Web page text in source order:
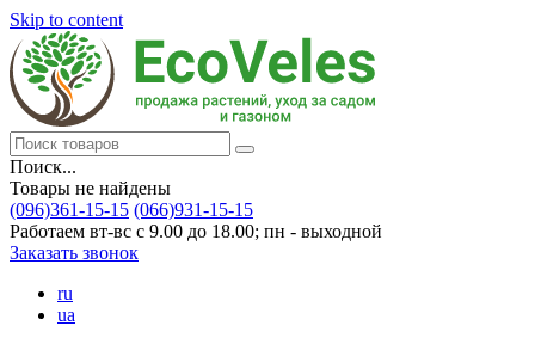
Skip to content
Поиск...
Товары не найдены
(096)361-15-15 (066)931-15-15
Работаем вт-вс с 9.00 до 18.00; пн - выходной
Заказать звонок
ru
ua